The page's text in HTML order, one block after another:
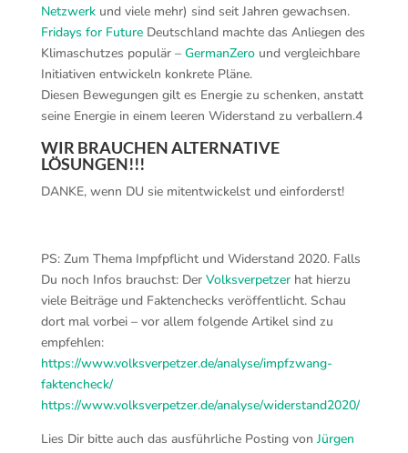
Netzwerkund viele mehr) sind seit Jahren gewachsen.
Fridays for FutureDeutschland machte das Anliegen des
Klimaschutzes populär – GermanZeround vergleichbare
Initiativen entwickeln konkrete Pläne.
Diesen Bewegungen gilt es Energie zu schenken, anstatt
seine Energie in einem leeren Widerstand zu verballern.4
WIR BRAUCHEN ALTERNATIVE
LÖSUNGEN!!!
DANKE, wenn DU sie mitentwickelst und einforderst!
PS: Zum Thema Impfpflicht und Widerstand 2020. Falls
Du noch Infos brauchst: Der Volksverpetzer hat hierzu
viele Beiträge und Faktenchecks veröffentlicht. Schau
dort mal vorbei – vor allem folgende Artikel sind zu
empfehlen:
https://www.volksverpetzer.de/analyse/impfzwang-
faktencheck/
https://www.volksverpetzer.de/analyse/widerstand2020/
Lies Dir bitte auch das ausführliche Posting von Jürgen